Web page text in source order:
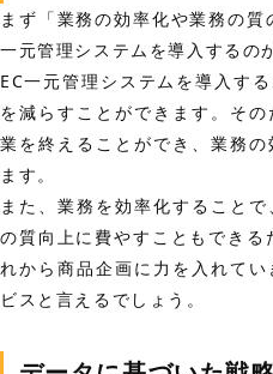
まず「業務の効率化や業務の
一元管理システムを導入するの
EC一元管理システムを導入す
を減らすことができます。そ
業を終えることができ、業務
ます。
また、業務を効率化すること
の質向上に費やすこともできる
れから商品企画に力を入れて
ビスと言えるでしょう。